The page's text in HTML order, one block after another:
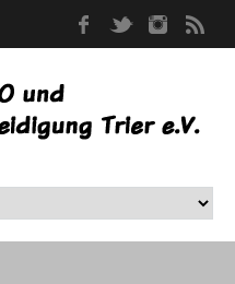
FacebookTwitter